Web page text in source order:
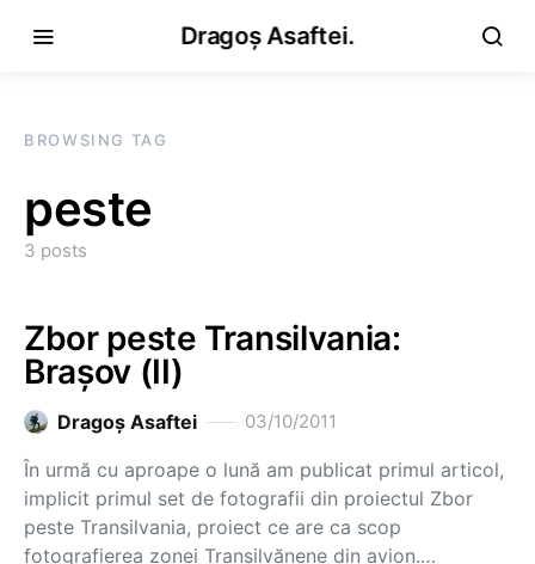
Dragoș Asaftei.
BROWSING TAG
peste
3 posts
Zbor peste Transilvania:
Brașov (II)
Dragoş Asaftei 03/10/2011
În urmă cu aproape o lună am publicat primul articol,
implicit primul set de fotografii din proiectul Zbor
peste Transilvania, proiect ce are ca scop
fotografierea zonei Transilvănene din avion.…